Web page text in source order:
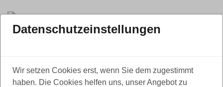
KOSTENFREI UND UNVERBINDLICH
Datenschutzeinstellungen
Wir setzen Cookies erst, wenn Sie dem zugestimmt
haben. Die Cookies helfen uns, unser Angebot zu